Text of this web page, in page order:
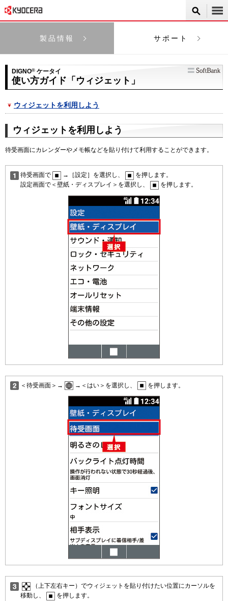
製品情報 サポート
DIGNO® ケータイ
使い方ガイド「ウィジェット」
ウィジェットを利用しよう
ウィジェットを利用しよう
待受画面にカレンダーやメモ帳などを貼り付けて利用することができます。
待受画面で →［設定］を選択し、
を押します。
設定画面で＜壁紙・ディスプレイ＞を選択し、
を押します。
＜待受画面＞→ →＜はい＞を選択し、 を押します。
（上下左右キー）でウィジェットを貼り付けたい位置にカーソルを
移動し、
を押します。